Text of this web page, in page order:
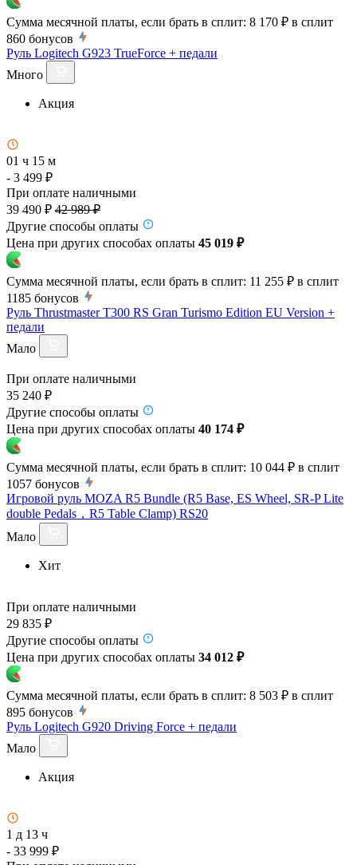
Сумма месячной платы, если брать в сплит: 8 170 ₽ в сплит
860 бонусов
Руль Logitech G923 TrueForce + педали
Много
Акция
01 ч 15 м
- 3 499 ₽
При оплате наличными
39 490 ₽ 42 989 ₽
Другие способы оплаты
Цена при других способах оплаты 45 019 ₽
Сумма месячной платы, если брать в сплит: 11 255 ₽ в сплит
1185 бонусов
Руль Thrustmaster T300 RS Gran Turismo Edition EU Version +
педали
Мало
При оплате наличными
35 240 ₽
Другие способы оплаты
Цена при других способах оплаты 40 174 ₽
Сумма месячной платы, если брать в сплит: 10 044 ₽ в сплит
1057 бонусов
Игровой руль MOZA R5 Bundle (R5 Base, ES Wheel, SR-P Lite
double Pedals，R5 Table Clamp) RS20
Мало
Хит
При оплате наличными
29 835 ₽
Другие способы оплаты
Цена при других способах оплаты 34 012 ₽
Сумма месячной платы, если брать в сплит: 8 503 ₽ в сплит
895 бонусов
Руль Logitech G920 Driving Force + педали
Мало
Акция
1 д 13 ч
- 33 999 ₽